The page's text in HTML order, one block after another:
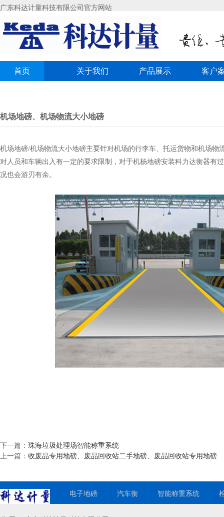
广东科达计量科技有限公司官方网站
首页 关于我们 产品展示 客户
机场地磅、机场物流大小地磅
机场地磅/机场物流大小地磅主要针对机场的行李车、托运货物和机场物
对人员和车辆出入有一定的要求限制，对于机杨地磅安装科力达衡器有
况也会游刃有余。
下一篇： 珠海垃圾处理场智能称重系统
上一篇： 收废品专用地磅、废品回收站二手地磅、废品回收站专用地磅
电子地磅 汽车衡 智能称重系统